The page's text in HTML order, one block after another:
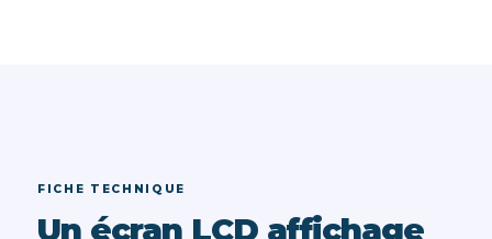
FICHE TECHNIQUE
Un écran LCD affichage